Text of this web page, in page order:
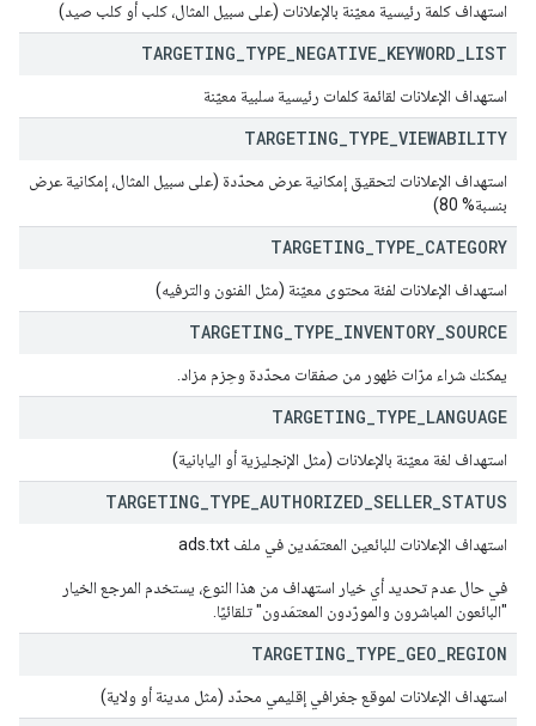
استهداف كلمة رئيسية معيّنة بالإعلانات (على سبيل المثال، كلب أو كلب صيد)
TARGETING TYPE NEGATIVE KEYWORD LIST
استهداف الإعلانات لقائمة كلمات رئيسية سلبية معيّنة
TARGETING TYPE VIEWABILITY
استهداف الإعلانات لتحقيق إمكانية عرض محدّدة (على سبيل المثال، إمكانية عرض
بنسبة% 80)
TARGETING TYPE CATEGORY
استهداف الإعلانات لفئة محتوى معيّنة (مثل الفنون والترفيه)
TARGETING TYPE INVENTORY SOURCE
يمكنك شراء مرّات ظهور من صفقات محدّدة وحِزم مزاد.
TARGETING TYPE LANGUAGE
استهداف لغة معيّنة بالإعلانات (مثل الإنجليزية أو اليابانية)
TARGETING TYPE AUTHORIZED SELLER STATUS
استهداف الإعلانات للبائعين المعتمَدين في ملف ads.txt
في حال عدم تحديد أي خيار استهداف من هذا النوع، يستخدم المرجع الخيار
"البائعون المباشرون والمورّدون المعتمَدون" تلقائيًا.
TARGETING TYPE GEO REGION
استهداف الإعلانات لموقع جغرافي إقليمي محدّد (مثل مدينة أو ولاية)